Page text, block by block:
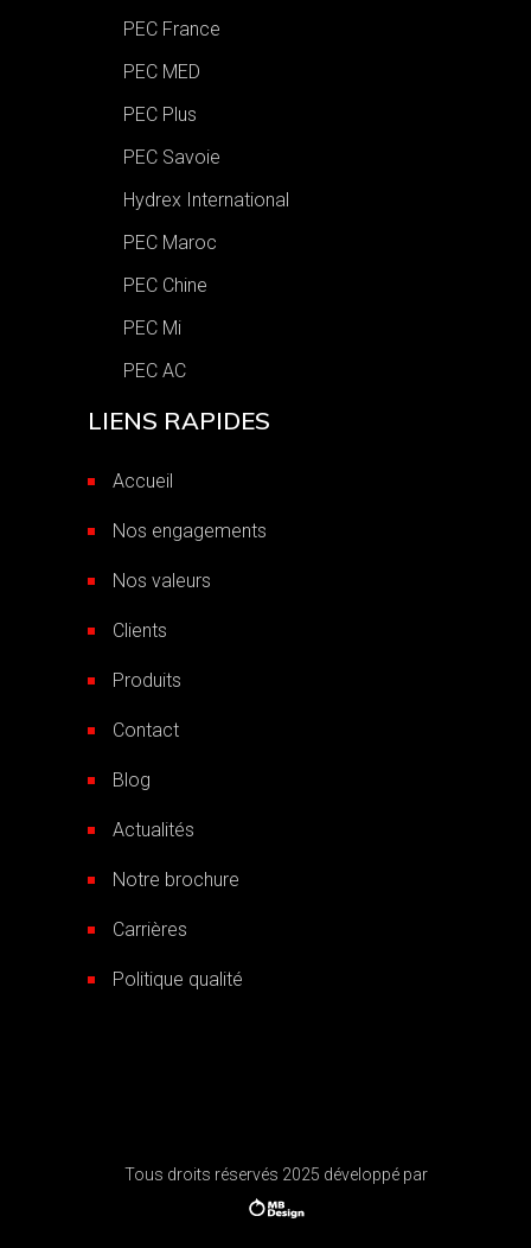
PEC France
PEC MED
PEC Plus
PEC Savoie
Hydrex International
PEC Maroc
PEC Chine
PEC Mi
PEC AC
LIENS RAPIDES
Accueil
Nos engagements
Nos valeurs
Clients
Produits
Contact
Blog
Actualités
Notre brochure
Carrières
Politique qualité
Tous droits réservés 2025 développé par